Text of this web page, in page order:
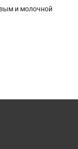
и молочной